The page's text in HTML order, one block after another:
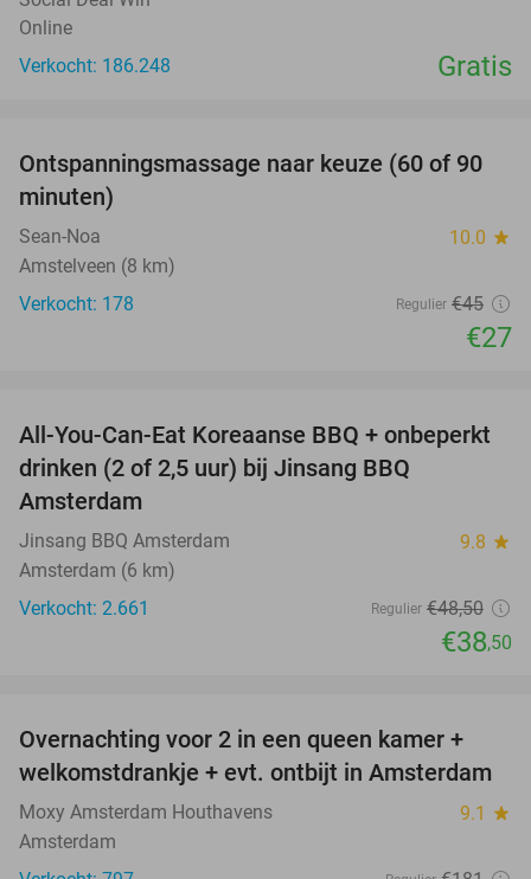
Online
Verkocht: 186.248
Gratis
40%
Ontspanningsmassage naar keuze (60 of 90
minuten)
Sean-Noa 10.0 star
Amstelveen (8 km)
Verkocht: 178
Regulier €45
€27
21%
All-You-Can-Eat Koreaanse BBQ + onbeperkt
drinken (2 of 2,5 uur) bij Jinsang BBQ
Amsterdam
Jinsang BBQ Amsterdam 9.8 star
Amsterdam (6 km)
Verkocht: 2.661
Regulier €48,50
€38,50
51%
Overnachting voor 2 in een queen kamer +
welkomstdrankje + evt. ontbijt in Amsterdam
Moxy Amsterdam Houthavens 9.1 star
Amsterdam